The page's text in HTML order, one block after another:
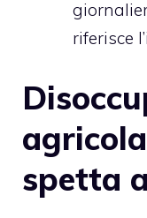
riferisce
spetta